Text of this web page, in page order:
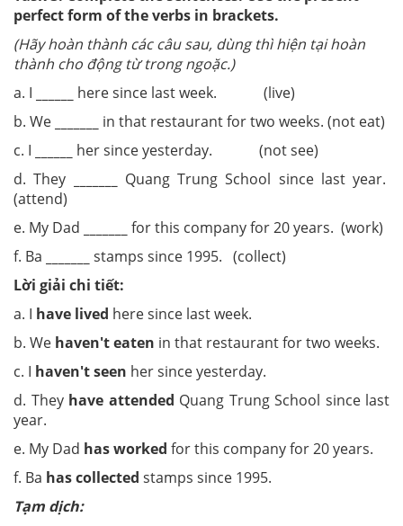
perfect form of the verbs in brackets.
(Hãy hoàn thành các câu sau, dùng thì hiện tại hoàn
thành cho động từ trong ngoặc.)
a. I
here since last week. (live)
b. We
in that restaurant for two weeks. (not eat)
c. I
her since yesterday. (not see)
d. They
Quang Trung School since last year.
(attend)
e. My Dad
for this company for 20 years. (work)
f. Ba
stamps since 1995. (collect)
Lời giải chi tiết:
a. I have lived here since last week.
b. We haven't eaten in that restaurant for two weeks.
c. I haven't seen her since yesterday.
d. They have attended Quang Trung School since last
year.
e. My Dad has worked for this company for 20 years.
f. Ba has collected stamps since 1995.
Tạm dịch: